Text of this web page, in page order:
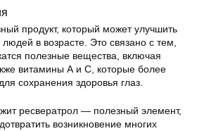
продукт, который может улучшить
в возрасте. Это связано с тем,
полезные вещества, включая
витамины А и С, которые более
сохранения здоровья глаз.
ресвератрол — полезный элемент,
возникновение многих